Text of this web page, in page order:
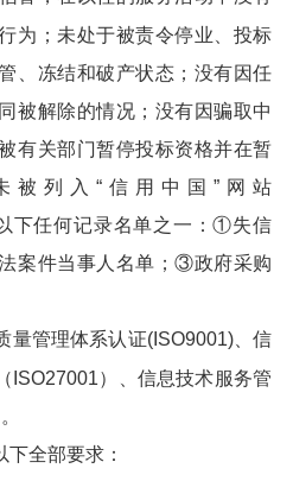
为；未处于被责令停业、投标
、冻结和破产状态；没有因任
被解除的情况；没有因骗取中
有关部门暂停投标资格并在暂
被列入“信用中国”网站
下任何记录名单之一：①失信
案件当事人名单；③政府采购
量管理体系认证(ISO9001)、信
ISO27001）、信息技术服务管
全部要求：